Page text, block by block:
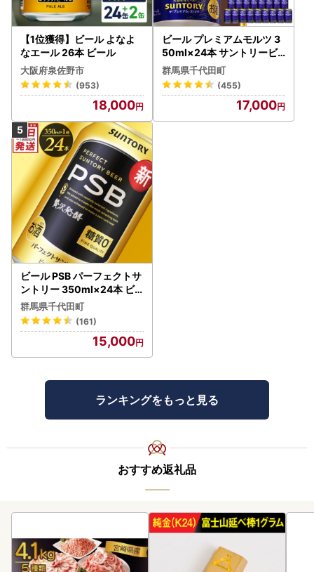
【1位獲得】ビール よなよ
なエール 26本 ビール
大阪府泉佐野市
(953)
18,000
ビール プレミアムモルツ 3
50ml×24本 サントリービ
ール
群馬県千代田町
(455)
17,000
ビール PSB パーフェクトサ
ントリー 350ml×24本 ビ
ール
群馬県千代田町
(161)
15,000
ランキングをもっと見る
おすすめ返礼品